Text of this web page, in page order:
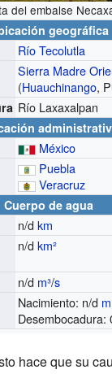
del embalse
geográfica
Río Tecolutla
Sierra Madre
(Huauchinango,
Río Laxaxalpan
México
Puebla
Veracruz
Cuerpo de agua
n/dkm
n/dkm²
n/d m³/s
Nacimiento: n/d m
Desembocadura:
hace que su